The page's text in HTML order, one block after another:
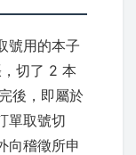
號用的本子
切了 2 本
後，即屬於
單取號切
向稽徵所申